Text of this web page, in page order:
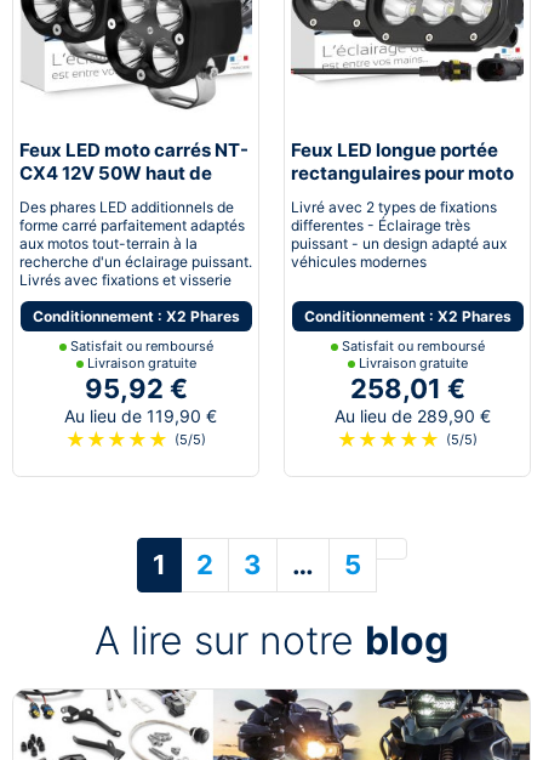
Feux LED moto carrés NT-
CX4 12V 50W haut de
gamme noir
Des phares LED additionnels de
forme carré parfaitement adaptés
aux motos tout-terrain à la
recherche d'un éclairage puissant.
Livrés avec fixations et visserie
Conditionnement : X2 Phares
Satisfait ou remboursé
Livraison gratuite
95,92 €
Au lieu de 119,90 €
★ ★ ★ ★ ★ (5/5)
Feux LED longue portée
rectangulaires pour moto
avec supports
Livré avec 2 types de fixations
differentes - Éclairage très
puissant - un design adapté aux
véhicules modernes
Conditionnement : X2 Phares
Satisfait ou remboursé
Livraison gratuite
258,01 €
Au lieu de 289,90 €
★ ★ ★ ★ ★ (5/5)
1 2 3 … 5 Suivant
A lire sur notre blog